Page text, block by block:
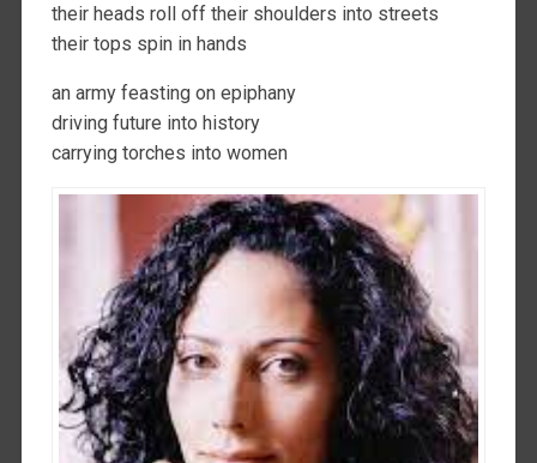
their heads roll off their shoulders into streets
their tops spin in hands
an army feasting on epiphany
driving future into history
carrying torches into women